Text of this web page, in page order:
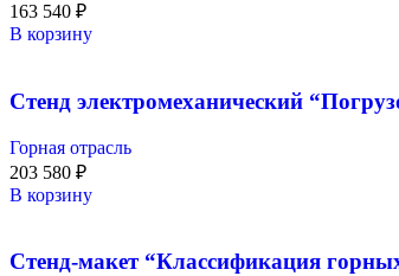
163 540 ₽
В корзину
Стенд электромеханический
Горная отрасль
203 580 ₽
В корзину
Стенд-макет “Классификация